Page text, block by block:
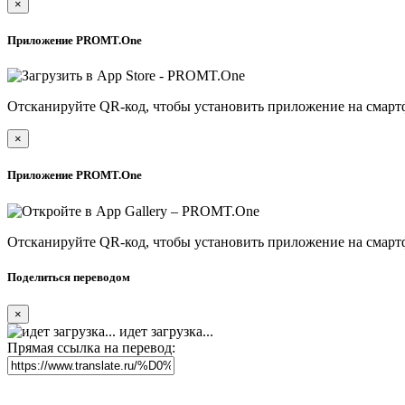
×
Приложение PROMT.One
Отсканируйте QR-код, чтобы установить приложение на
×
Приложение PROMT.One
Отсканируйте QR-код, чтобы установить приложение на
Поделиться переводом
×
идет загрузка...
Прямая ссылка на перевод: